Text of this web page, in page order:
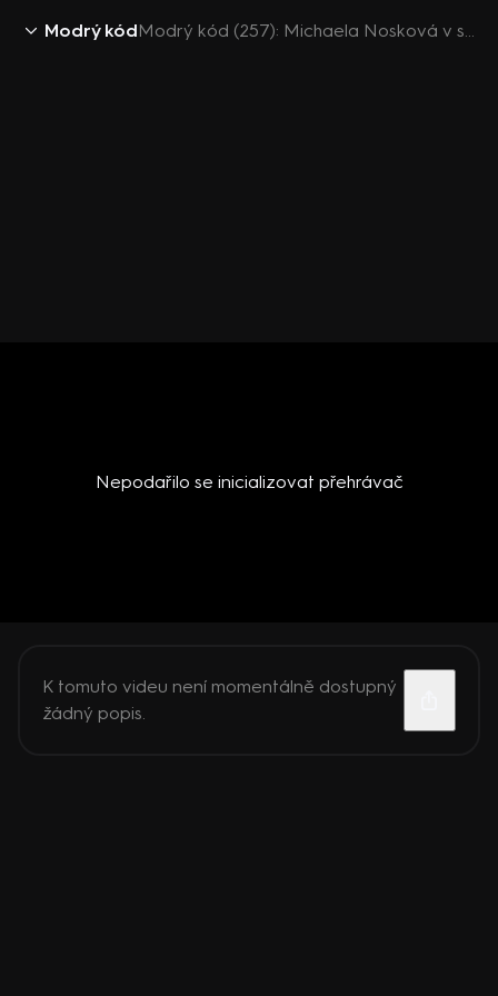
Modrý kód Modrý kód (257): Michaela Nosková v seriálu Modrý kód
Nepodařilo se inicializovat přehrávač
K tomuto videu není momentálně dostupný
žádný popis.